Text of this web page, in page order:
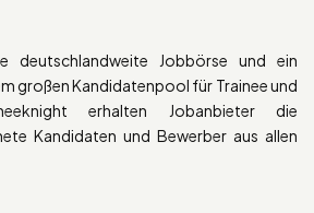
deutschlandweite Jobbörse und ein
großen Kandidatenpool für Trainee und
erhalten Jobanbieter die
Kandidaten und Bewerber aus allen